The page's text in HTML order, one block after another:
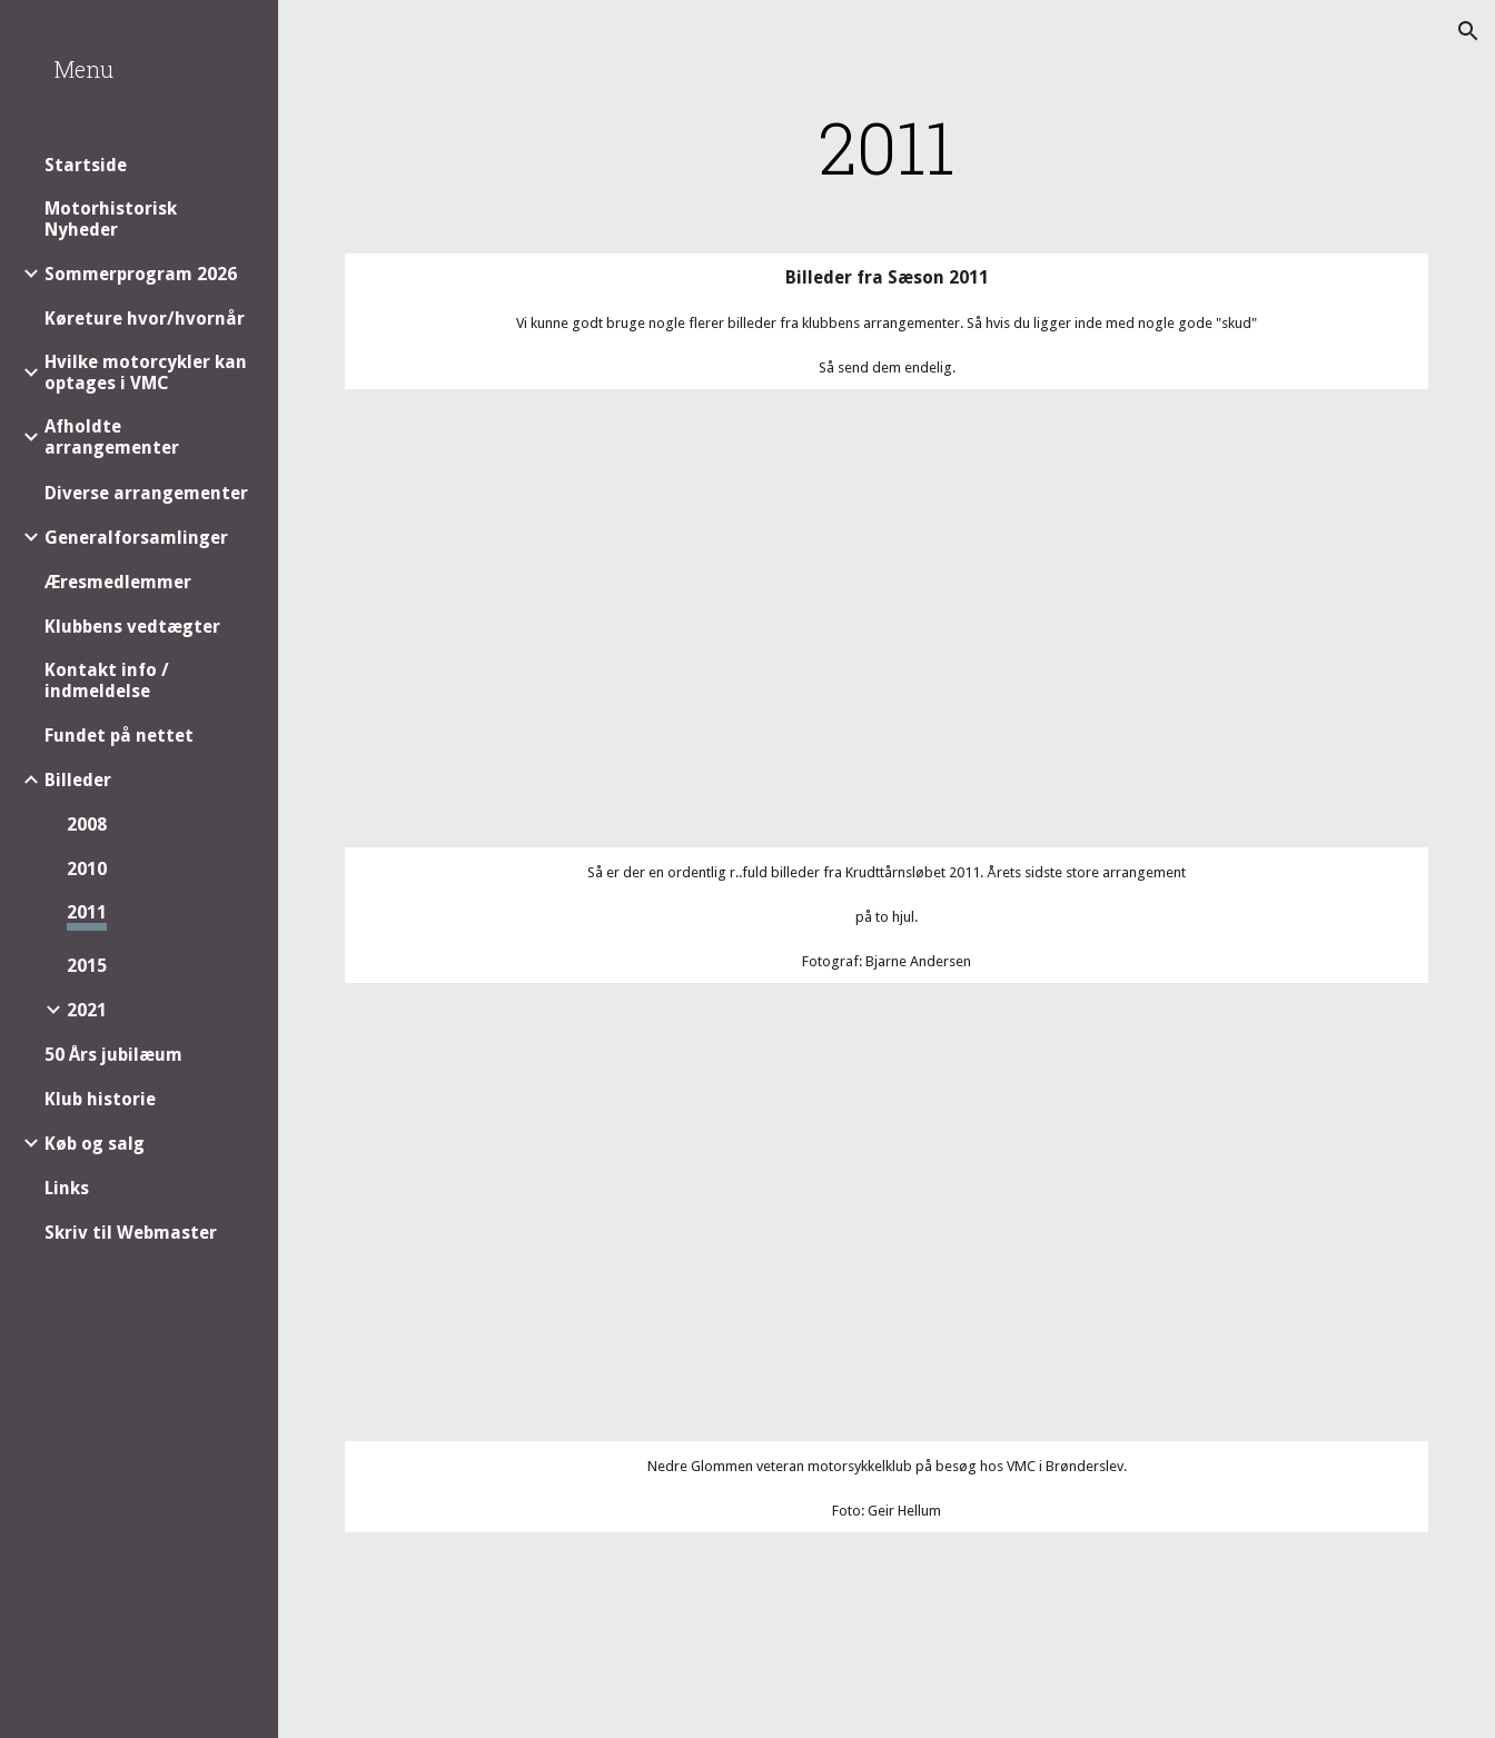
Menu
Startside
Motorhistorisk
Nyheder
Sommerprogram 2026
Køreture hvor/hvornår
Hvilke motorcykler kan
optages i VMC
Afholdte
arrangementer
Diverse arrangementer
Generalforsamlinger
Æresmedlemmer
Klubbens vedtægter
Kontakt info /
indmeldelse
Fundet på nettet
Billeder
2008
2010
2011
2015
2021
50 Års jubilæum
Klub historie
Køb og salg
Links
Skriv til Webmaster
2011
Billeder fra Sæson 2011
Vi kunne godt bruge nogle flerer billeder fra klubbens arrangementer. Så hvis du ligger inde med nogle gode "skud"
Så send dem endelig.
Så er der en ordentlig r..fuld billeder fra Krudttårnsløbet 2011. Årets sidste store arrangement
på to hjul.
Fotograf: Bjarne Andersen
Nedre Glommen veteran motorsykkelklub på besøg hos VMC i Brønderslev.
Foto: Geir Hellum